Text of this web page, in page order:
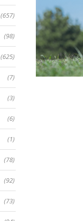
(657)
(98)
(625)
(7)
(3)
(6)
(1)
(78)
(92)
(73)